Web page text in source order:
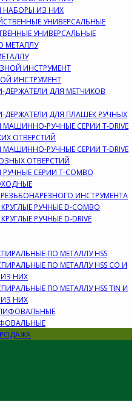
НАБОРЫ ИЗ НИХ
УНИВЕРСАЛЬНЫЕ
ИНСТРУМЕНТ
ДЕРЖАТЕЛИ ДЛЯ МЕТЧИКОВ
ДЕРЖАТЕЛИ ДЛЯ ПЛАШЕК РУЧНЫХ
МАШИННО-РУЧНЫЕ СЕРИИ T-DRIVE
ОТВЕРСТИЙ
МАШИННО-РУЧНЫЕ СЕРИИ T-DRIVE
ОТВЕРСТИЙ
СЕРИИ T-COMBO
ИНСТРУМЕНТА
РУЧНЫЕ D-COMBO
РУЧНЫЕ D-DRIVE
ПО МЕТАЛЛУ HSS
ПО МЕТАЛЛУ HSS CO И
НИХ
ПО МЕТАЛЛУ HSS TIN И
НИХ